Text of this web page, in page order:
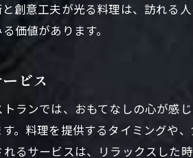
創意工夫が光る料理は、訪れる
価値があります。
ビス
ランでは、おもてなしの心が感
。料理を提供するタイミングや
るサービスは、リラックスした